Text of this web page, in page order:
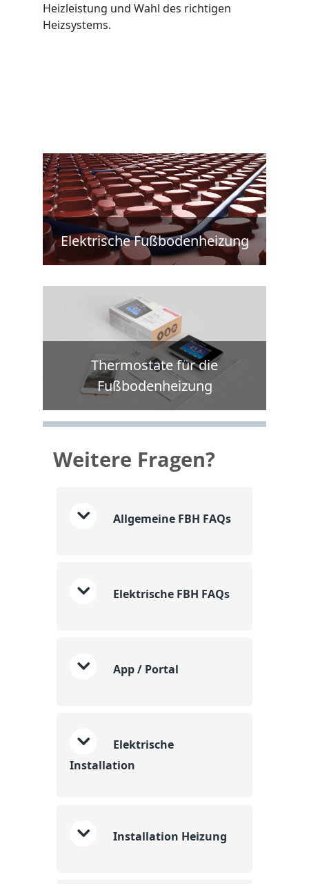
Heizleistung und Wahl des richtigen
Heizsystems.
Elektrische Fußbodenheizung
Thermostate für die
Fußbodenheizung
Weitere Fragen?
Allgemeine FBH FAQs
Elektrische FBH FAQs
App / Portal
Elektrische
Installation
Installation Heizung